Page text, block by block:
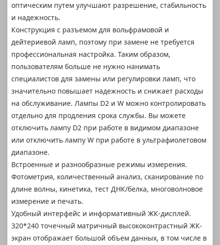
оптическим путем улучшают разрешение, стабильность
и надежность.
Конструкция с разъемом для вольфрамовой и
дейтериевой ламп, поэтому при замене не требуется
профессиональная настройка. Таким образом,
пользователям больше не нужно нанимать
специалистов для замены или регулировки ламп, что
значительно повышает надежность и снижает расходы
на обслуживание. Лампы D2 и W можно контролировать
отдельно для продления срока службы. Вы можете
отключить лампу D2 при работе в видимом диапазоне
или отключить лампу W при работе в ультрафиолетовом
диапазоне.
Встроенные и разнообразные режимы измерения.
Фотометрия, количественный анализ, сканирование по
длине волны, кинетика, тест ДНК/белка, многоволновое
измерение и печать.
Удобный интерфейс и информативный ЖК-дисплей.
320*240 точечный матричный высококонтрастный ЖК-
экран отображает большой объем данных, в том числе в